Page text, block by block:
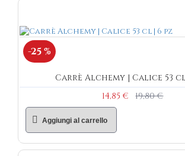
-25 %
Carrè Alchemy | Calice 53 cl
14,85 €
19,80 €
Aggiungi al carrello